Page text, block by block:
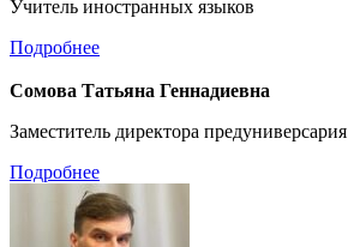
Учитель иностранных языков
Подробнее
Сомова Татьяна Геннадиевна
Заместитель директора предуниверсария
Подробнее